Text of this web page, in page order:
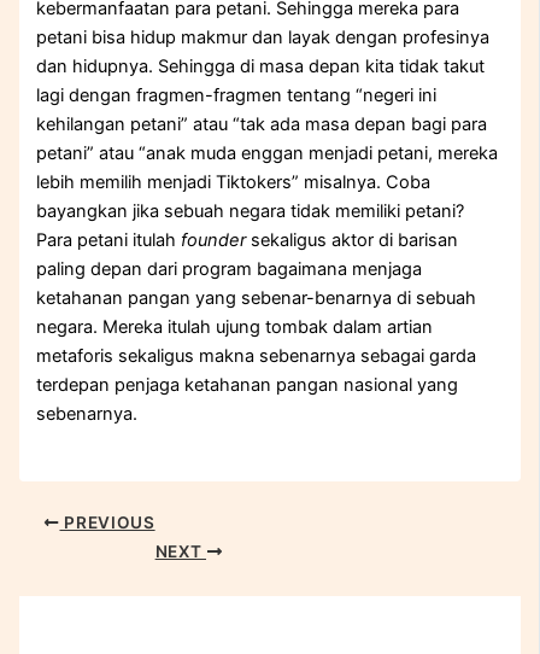
kebermanfaatan para petani. Sehingga mereka para
petani bisa hidup makmur dan layak dengan profesinya
dan hidupnya. Sehingga di masa depan kita tidak takut
lagi dengan fragmen-fragmen tentang “negeri ini
kehilangan petani” atau “tak ada masa depan bagi para
petani” atau “anak muda enggan menjadi petani, mereka
lebih memilih menjadi Tiktokers” misalnya. Coba
bayangkan jika sebuah negara tidak memiliki petani?
Para petani itulah founder sekaligus aktor di barisan
paling depan dari program bagaimana menjaga
ketahanan pangan yang sebenar-benarnya di sebuah
negara. Mereka itulah ujung tombak dalam artian
metaforis sekaligus makna sebenarnya sebagai garda
terdepan penjaga ketahanan pangan nasional yang
sebenarnya.
PREVIOUS
NEXT